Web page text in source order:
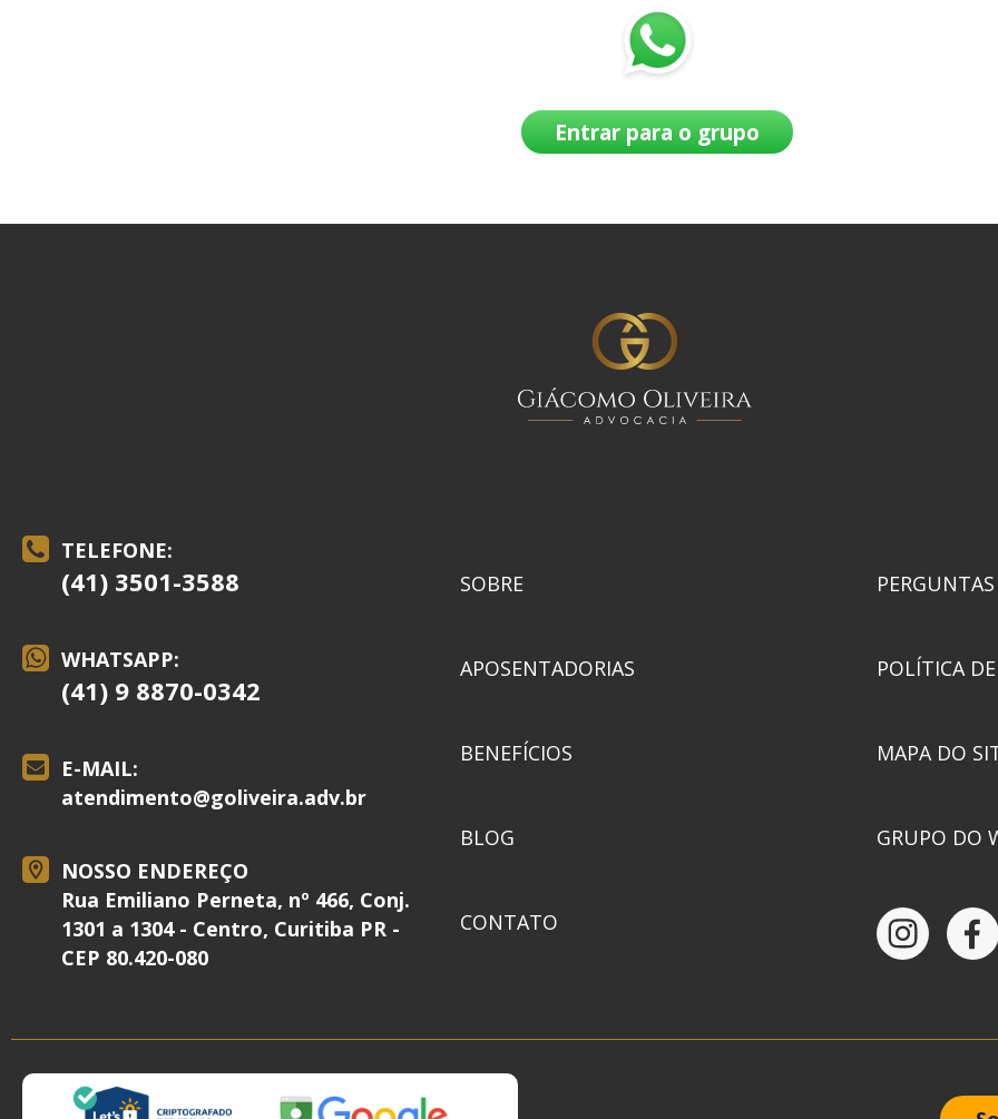
Entrar para o grupo
TELEFONE:
(41) 3501-3588
WHATSAPP:
(41) 9 8870-0342
E-MAIL:
atendimento@goliveira.adv.br
NOSSO ENDEREÇO
Rua Emiliano Perneta, nº 466, Conj.
1301 a 1304 - Centro, Curitiba PR -
CEP 80.420-080
SOBRE
APOSENTADORIAS
BENEFÍCIOS
BLOG
CONTATO
POLÍTICA
MAPA DO
GRUPO DO